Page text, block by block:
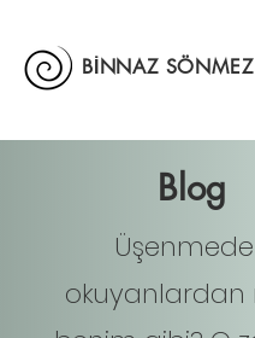
BİNNAZ
Blog
okuyanlardan